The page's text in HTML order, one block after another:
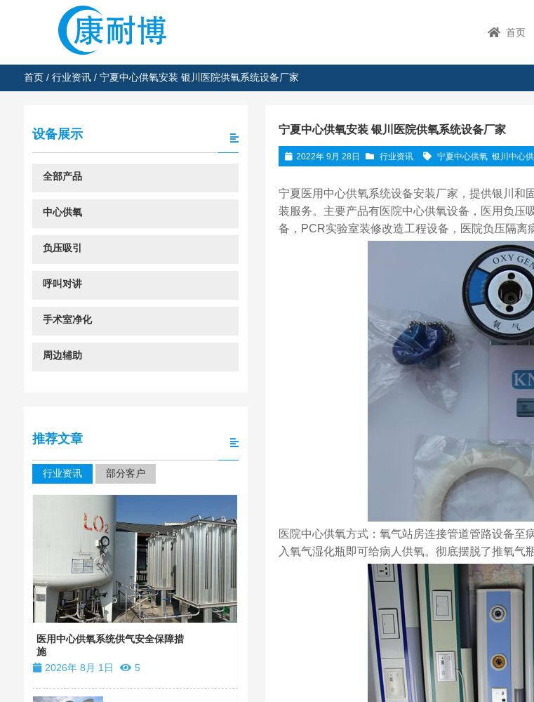
首页
首页/ 行业资讯/ 宁夏中心供氧安装 银川医院供氧系统设备厂家
宁夏中心供氧安装 银川医院供氧系统设备厂家
2022年 9月 28日 行业资讯 宁夏中心供氧 银川中心
宁夏医用中心供氧系统设备安装厂家，提供银川和
装服务。主要产品有医院中心供氧设备，医用负压
备，PCR实验室装修改造工程设备，医院负压隔离
医院中心供氧方式：氧气站房连接管道管路设备
入氧气湿化瓶即可给病人供氧。彻底摆脱了推氧气
设备展示
全部产品
中心供氧
负压吸引
呼叫对讲
手术室净化
周边辅助
推荐文章
行业资讯 部分客户
医用中心供氧系统供气安全保障措
施
2026年 8月 1日
5
四川大学华西口腔医院医用气体工程设备安
2825
陕西西安红会医院医用气体